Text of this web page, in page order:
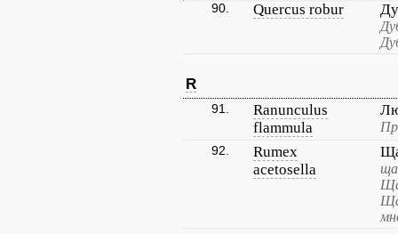
90. Quercus robur
R
91.
Ranunculus
flammula
92.
Rumex
acetosella